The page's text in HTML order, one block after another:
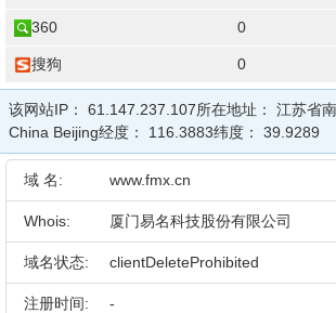
360 0
搜狗 0
该网站IP： 61.147.237.107所在地址： 江苏省
China Beijing经度： 116.3883纬度： 39.9289
域 名: www.fmx.cn
Whois: 厦门易名科技股份有限公司
域名状态: clientDeleteProhibited
注册时间: -